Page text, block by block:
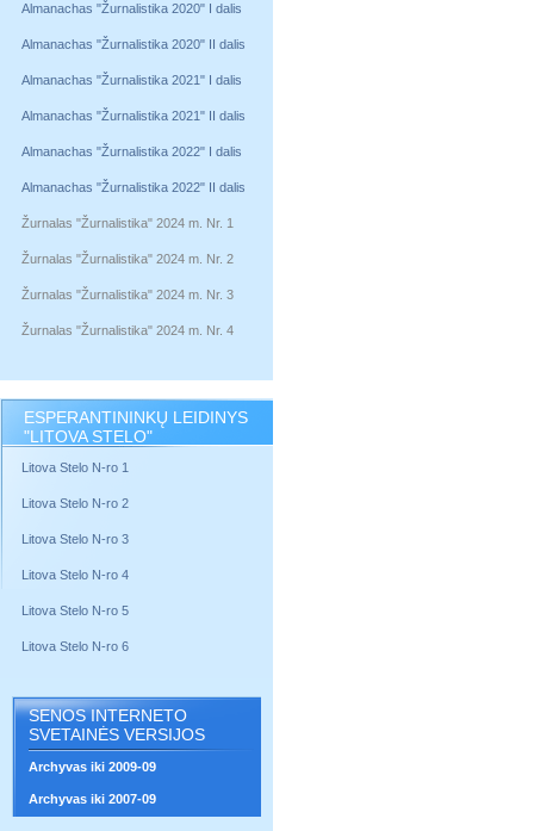
Almanachas "Žurnalistika 2020" I dalis
Almanachas "Žurnalistika 2020" II dalis
Almanachas "Žurnalistika 2021" I dalis
Almanachas "Žurnalistika 2021" II dalis
Almanachas "Žurnalistika 2022" I dalis
Almanachas "Žurnalistika 2022" II dalis
Žurnalas "Žurnalistika" 2024 m. Nr. 1
Žurnalas "Žurnalistika" 2024 m. Nr. 2
Žurnalas "Žurnalistika" 2024 m. Nr. 3
Žurnalas "Žurnalistika" 2024 m. Nr. 4
ESPERANTININKŲ LEIDINYS
"LITOVA STELO"
Litova Stelo N-ro 1
Litova Stelo N-ro 2
Litova Stelo N-ro 3
Litova Stelo N-ro 4
Litova Stelo N-ro 5
Litova Stelo N-ro 6
SENOS INTERNETO
SVETAINĖS VERSIJOS
Archyvas iki 2009-09
Archyvas iki 2007-09